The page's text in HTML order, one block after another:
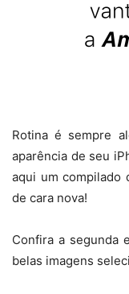
Rotina é sempre
aparência de seu
aqui um compilado
de cara nova!
Confira a segunda
belas imagens